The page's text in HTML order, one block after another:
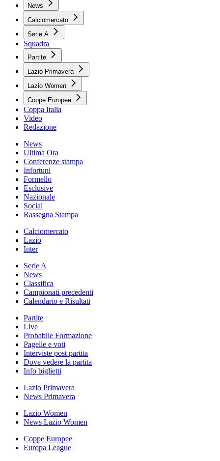
News
Calciomercato
Serie A
Squadra
Partite
Lazio Primavera
Lazio Women
Coppe Europee
Coppa Italia
Video
Redazione
News
Ultima Ora
Conferenze stampa
Infortuni
Formello
Esclusive
Nazionale
Social
Rassegna Stampa
Calciomercato
Lazio
Inter
Serie A
News
Classifica
Campionati precedenti
Calendario e Risultati
Partite
Live
Probabile Formazione
Pagelle e voti
Interviste post partita
Dove vedere la partita
Info biglietti
Lazio Primavera
News Primavera
Lazio Women
News Lazio Women
Coppe Europee
Europa League